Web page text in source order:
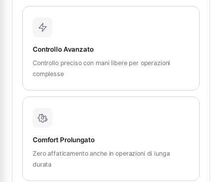
Controllo Avanzato
Controllo preciso con mani libere per operazioni
complesse
Comfort Prolungato
Zero affaticamento anche in operazioni di lunga
durata